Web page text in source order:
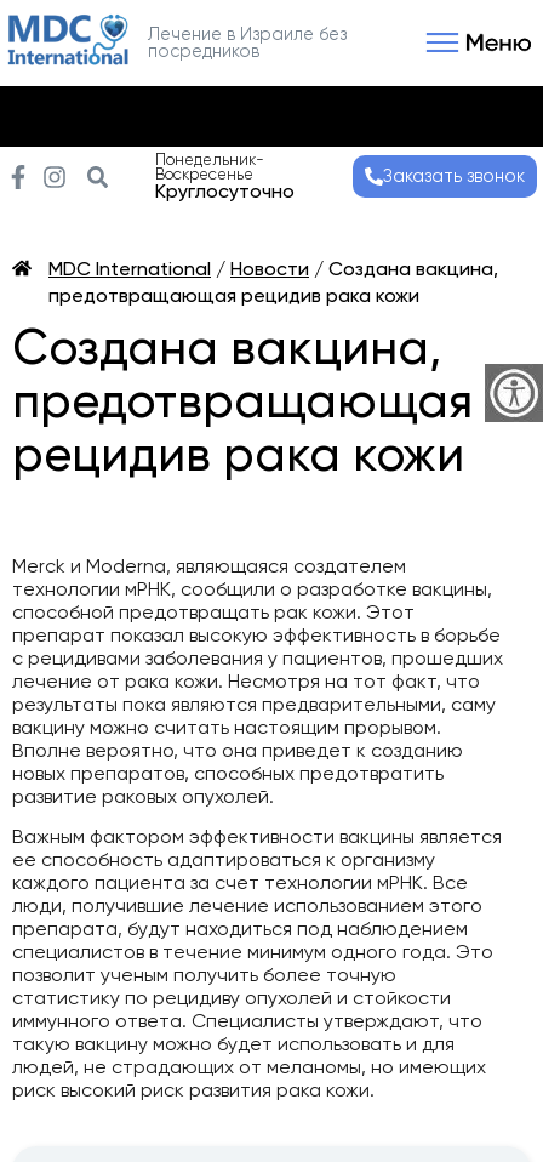
Лечение в Израиле без
посредников
Понедельник-
Воскресенье
Круглосуточно
Заказать звонок
MDC International / Новости / Создана вакцина,
предотвращающая рецидив рака кожи
Создана вакцина,
предотвращающая
рецидив рака кожи
Merck и Moderna, являющаяся создателем
технологии мРНК, сообщили о разработке вакцины,
способной предотвращать рак кожи. Этот
препарат показал высокую эффективность в борьбе
с рецидивами заболевания у пациентов, прошедших
лечение от рака кожи. Несмотря на тот факт, что
результаты пока являются предварительными, саму
вакцину можно считать настоящим прорывом.
Вполне вероятно, что она приведет к созданию
новых препаратов, способных предотвратить
развитие раковых опухолей.
Важным фактором эффективности вакцины является
ее способность адаптироваться к организму
каждого пациента за счет технологии мРНК. Все
люди, получившие лечение использованием этого
препарата, будут находиться под наблюдением
специалистов в течение минимум одного года. Это
позволит ученым получить более точную
статистику по рецидиву опухолей и стойкости
иммунного ответа. Специалисты утверждают, что
такую вакцину можно будет использовать и для
людей, не страдающих от меланомы, но имеющих
риск высокий риск развития рака кожи.